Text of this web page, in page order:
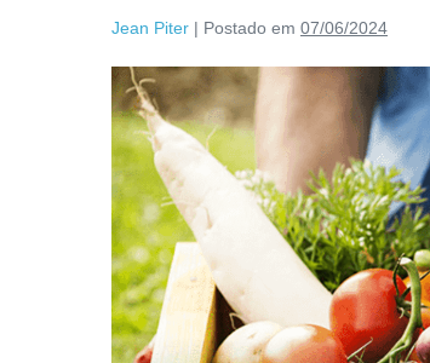
Jean Piter | Postado em 07/06/2024